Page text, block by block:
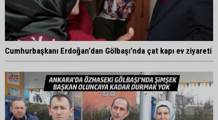
Cumhurbaşkanı Erdoğan'dan Gölbaşı'nda çat kapı ev ziyareti